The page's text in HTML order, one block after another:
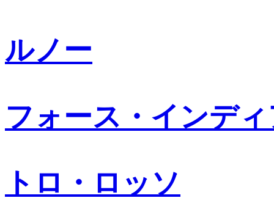
ルノー
フォース・インデ
トロ・ロッソ